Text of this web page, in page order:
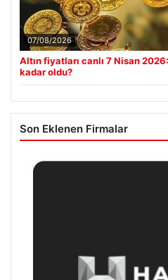
07/08/2026
Altın fiyatları canlı 7 Nisan
kadar oldu?
Son Eklenen Firmalar